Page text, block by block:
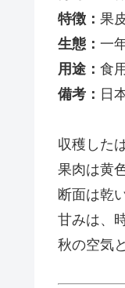
特徴： 果
生態： 一
用途： 食
備考： 日
収穫した
果肉は黄
断面は乾
甘みは、
秋の空気